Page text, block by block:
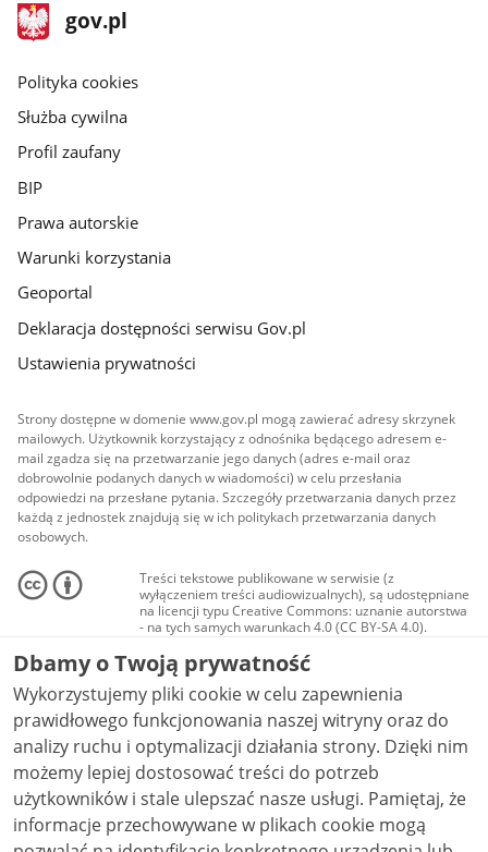
stopka
gov.pl
Strona
gov.pl
gov.pl
Polityka cookies
Służba cywilna
Profil zaufany
BIP
Prawa autorskie
Warunki korzystania
Geoportal
Deklaracja dostępności serwisu Gov.pl
Ustawienia prywatności
Strony dostępne w domenie www.gov.pl mogą zawierać adresy skrzynek
mailowych. Użytkownik korzystający z odnośnika będącego adresem e-
mail zgadza się na przetwarzanie jego danych (adres e-mail oraz
dobrowolnie podanych danych w wiadomości) w celu przesłania
odpowiedzi na przesłane pytania. Szczegóły przetwarzania danych przez
każdą z jednostek znajdują się w ich politykach przetwarzania danych
osobowych.
Treści tekstowe publikowane w serwisie (z
wyłączeniem treści audiowizualnych), są udostępniane
na licencji typu Creative Commons: uznanie autorstwa
- na tych samych warunkach 4.0 (CC BY-SA 4.0).
Materiały audiowizualne, w tym zdjęcia, materiały
audio i wideo, są udostępniane na licencji typu
Creative Commons: uznanie autorstwa użycie
niekomercyjne - bez utworów zależnych 4.0 (CC BY-
NC-ND 4.0), o ile nie jest to stwierdzone inaczej.
Dbamy o Twoją prywatność
Wykorzystujemy pliki cookie w celu zapewnienia
prawidłowego funkcjonowania naszej witryny oraz do
analizy ruchu i optymalizacji działania strony. Dzięki nim
możemy lepiej dostosować treści do potrzeb
użytkowników i stale ulepszać nasze usługi. Pamiętaj, że
informacje przechowywane w plikach cookie mogą